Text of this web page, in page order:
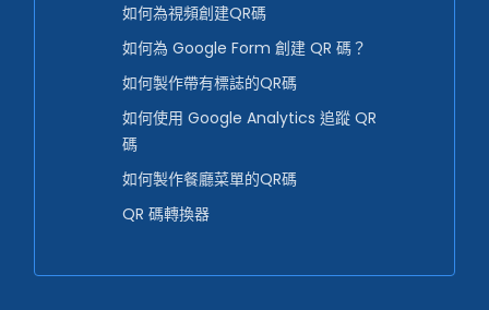
如何為視頻創建QR碼
如何為 Google Form 創建 QR 碼？
如何製作帶有標誌的QR碼
如何使用 Google Analytics 追蹤 QR
碼
如何製作餐廳菜單的QR碼
QR 碼轉換器